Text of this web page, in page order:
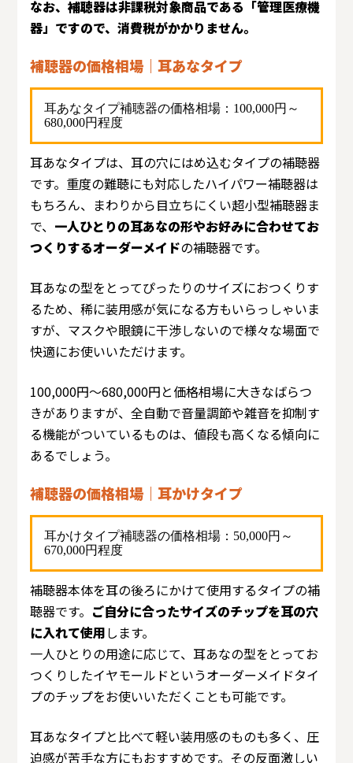
なお、補聴器は非課税対象商品である「管理医療機
器」ですので、消費税がかかりません。
補聴器の価格相場｜耳あなタイプ
耳あなタイプ補聴器の価格相場：100,000円～
680,000円程度
耳あなタイプは、耳の穴にはめ込むタイプの補聴器
です。重度の難聴にも対応したハイパワー補聴器は
もちろん、まわりから目立ちにくい超小型補聴器ま
で、 一人ひとりの耳あなの形やお好みに合わせてお
つくりするオーダーメイドの補聴器です。
耳あなの型をとってぴったりのサイズにおつくりす
るため、稀に装用感が気になる方もいらっしゃいま
すが、マスクや眼鏡に干渉しないので様々な場面で
快適にお使いいただけます。
100,000円～680,000円と価格相場に大きなばらつ
きがありますが、全自動で音量調節や雑音を抑制す
る機能がついているものは、値段も高くなる傾向に
あるでしょう。
補聴器の価格相場｜耳かけタイプ
耳かけタイプ補聴器の価格相場：50,000円～
670,000円程度
補聴器本体を耳の後ろにかけて使用するタイプの補
聴器です。 ご自分に合ったサイズのチップを耳の穴
に入れて使用します。
一人ひとりの用途に応じて、耳あなの型をとってお
つくりしたイヤモールドというオーダーメイドタイ
プのチップをお使いいただくことも可能です。
耳あなタイプと比べて軽い装用感のものも多く、圧
迫感が苦手な方にもおすすめです。その反面激しい